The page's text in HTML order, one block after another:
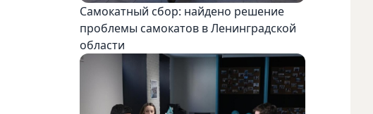
Самокатный сбор: найдено решение
проблемы самокатов в Ленинградской
области